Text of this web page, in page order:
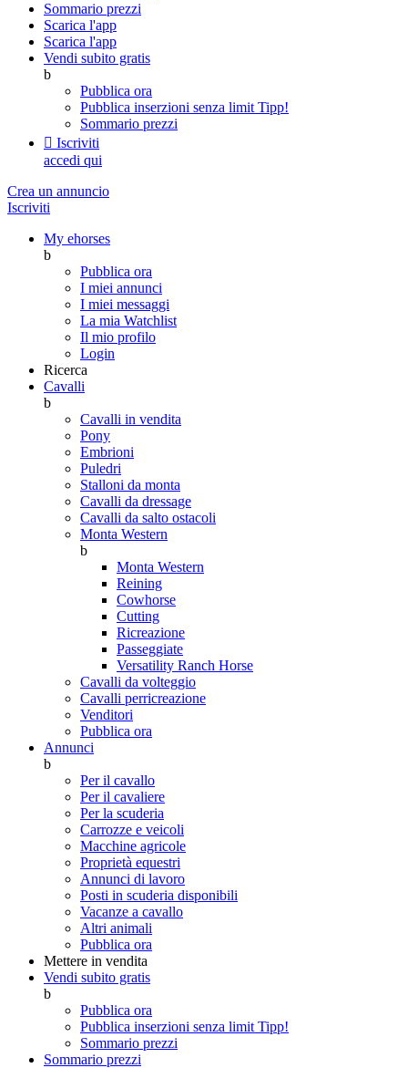
Sommario prezzi
Scarica l'app
Scarica l'app
Vendi subito gratis
b
Pubblica ora
Pubblica inserzioni senza limit Tipp!
Sommario prezzi
 Iscriviti
accedi qui
Crea un annuncio
Iscriviti
My ehorses
b
Pubblica ora
I miei annunci
I miei messaggi
La mia Watchlist
Il mio profilo
Login
Ricerca
Cavalli
b
Cavalli in vendita
Pony
Embrioni
Puledri
Stalloni da monta
Cavalli da dressage
Cavalli da salto ostacoli
Monta Western
b
Monta Western
Reining
Cowhorse
Cutting
Ricreazione
Passeggiate
Versatility Ranch Horse
Cavalli da volteggio
Cavalli perricreazione
Venditori
Pubblica ora
Annunci
b
Per il cavallo
Per il cavaliere
Per la scuderia
Carrozze e veicoli
Macchine agricole
Proprietà equestri
Annunci di lavoro
Posti in scuderia disponibili
Vacanze a cavallo
Altri animali
Pubblica ora
Mettere in vendita
Vendi subito gratis
b
Pubblica ora
Pubblica inserzioni senza limit Tipp!
Sommario prezzi
Sommario prezzi